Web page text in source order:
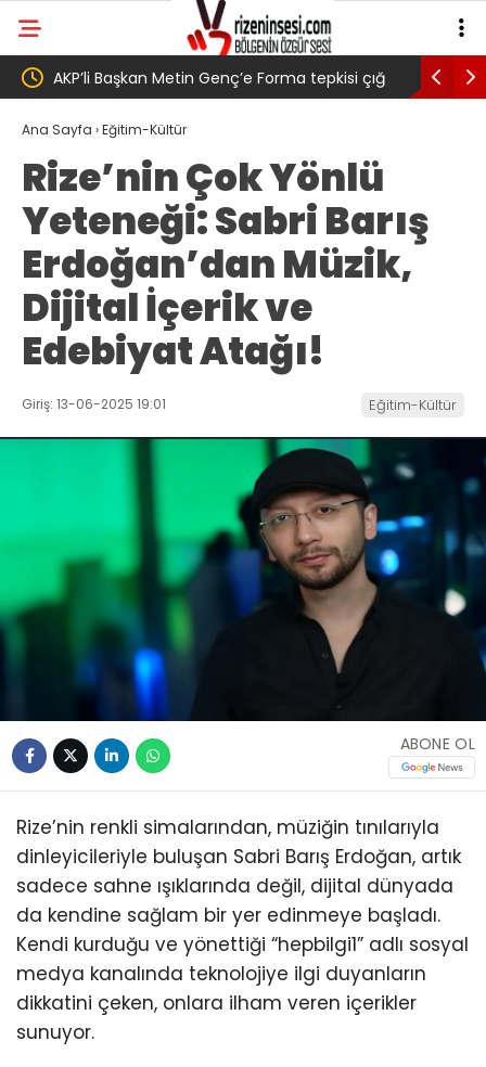
çığ Salah transferi sonrası 6661 forma alan
belediye başkanına ‘Kimin parasıyla’ sorusu
Ana Sayfa ›Eğitim-Kültür
Rize’nin Çok Yönlü
Yeteneği: Sabri Barış
Erdoğan’dan Müzik,
Dijital İçerik ve
Edebiyat Atağı!
Giriş: 13-06-2025 19:01 Eğitim-Kültür
ABONE OL
Rize’nin renkli simalarından, müziğin tınılarıyla
dinleyicileriyle buluşan Sabri Barış Erdoğan, artık
sadece sahne ışıklarında değil, dijital dünyada
da kendine sağlam bir yer edinmeye başladı.
Kendi kurduğu ve yönettiği “hepbilgi1” adlı sosyal
medya kanalında teknolojiye ilgi duyanların
dikkatini çeken, onlara ilham veren içerikler
sunuyor.